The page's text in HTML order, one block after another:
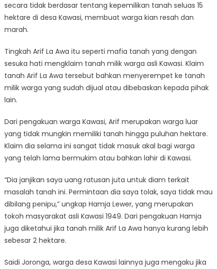
Awa
Kerap
Warga
Kawasi,
Proses
Hukum
secara tidak berdasar tentang kepemilikan tanah seluas 15
hektare di desa Kawasi, membuat warga kian resah dan
marah.
Tingkah Arif La Awa itu seperti mafia tanah yang dengan
sesuka hati mengklaim tanah milik warga asli Kawasi. Klaim
tanah Arif La Awa tersebut bahkan menyerempet ke tanah
milik warga yang sudah dijual atau dibebaskan kepada pihak
lain.
Dari pengakuan warga Kawasi, Arif merupakan warga luar
yang tidak mungkin memiliki tanah hingga puluhan hektare.
Klaim dia selama ini sangat tidak masuk akal bagi warga
yang telah lama bermukim atau bahkan lahir di Kawasi.
“Dia janjikan saya uang ratusan juta untuk diam terkait
masalah tanah ini. Permintaan dia saya tolak, saya tidak mau
dibilang penipu,” ungkap Hamja Lewer, yang merupakan
tokoh masyarakat asli Kawasi 1949. Dari pengakuan Hamja
juga diketahui jika tanah milik Arif La Awa hanya kurang lebih
sebesar 2 hektare.
Saidi Joronga, warga desa Kawasi lainnya juga mengaku jika